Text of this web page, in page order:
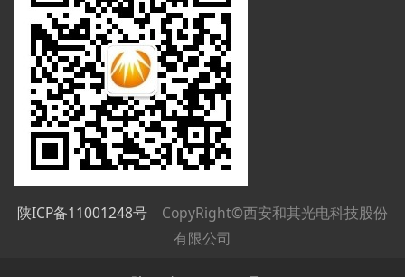
陕ICP备11001248号 CopyRight©西安和其光电科技股份
有限公司